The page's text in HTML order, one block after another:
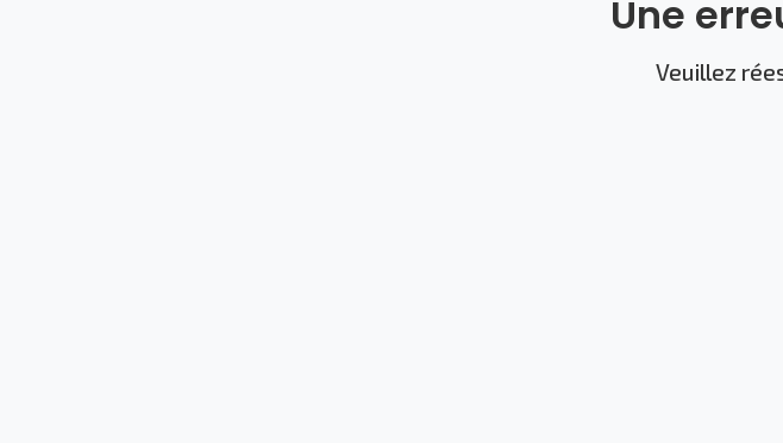
Une
Veuillez